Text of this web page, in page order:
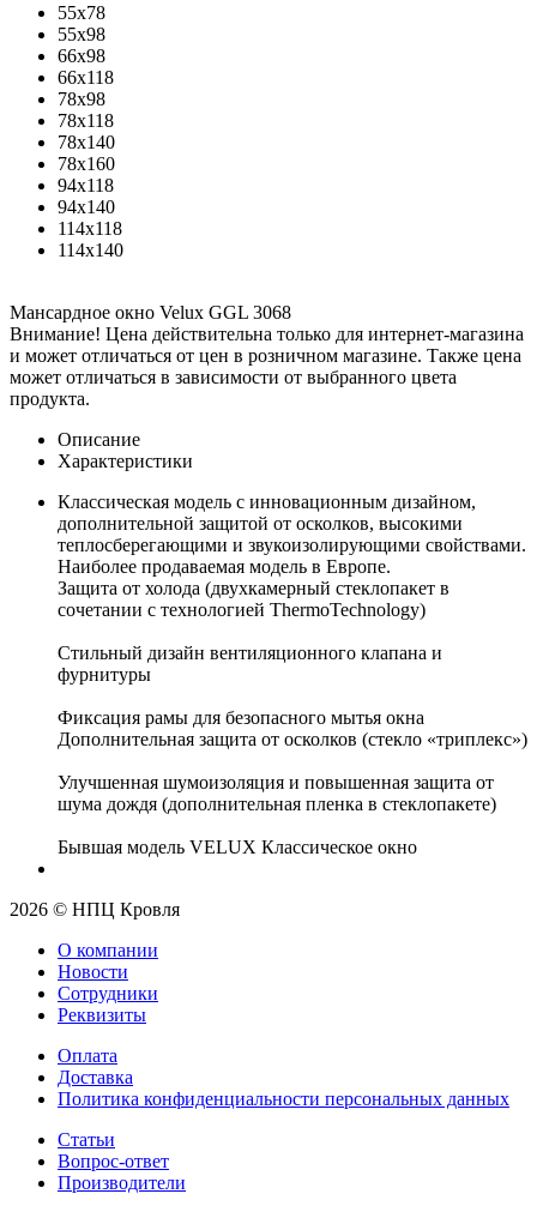
55x78
55x98
66x98
66x118
78x98
78x118
78x140
78x160
94x118
94x140
114x118
114x140
Мансардное окно Velux GGL 3068
Внимание! Цена действительна только для интернет-магазина
и может отличаться от цен в розничном магазине. Также цена
может отличаться в зависимости от выбранного цвета
продукта.
Описание
Характеристики
Классическая модель с инновационным дизайном,
дополнительной защитой от осколков, высокими
теплосберегающими и звукоизолирующими свойствами.
Наиболее продаваемая модель в Европе.
Защита от холода (двухкамерный стеклопакет в
сочетании с технологией ThermoTechnology)
Стильный дизайн вентиляционного клапана и
фурнитуры
Фиксация рамы для безопасного мытья окна
Дополнительная защита от осколков (стекло «триплекс»)
Улучшенная шумоизоляция и повышенная защита от
шума дождя (дополнительная пленка в стеклопакете)
Бывшая модель VELUX Классическое окно
2026 © НПЦ Кровля
О компании
Новости
Сотрудники
Реквизиты
Оплата
Доставка
Политика конфиденциальности персональных данных
Статьи
Вопрос-ответ
Производители